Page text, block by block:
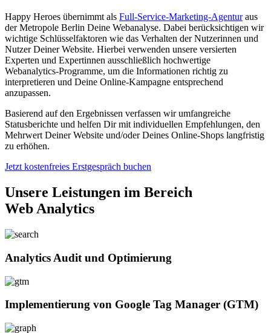
Happy Heroes übernimmt als Full-Service-Marketing-Agenturaus
der Metropole Berlin Deine Webanalyse. Dabei berücksichtigen wir
wichtige Schlüsselfaktoren wie das Verhalten der Nutzerinnen und
Nutzer Deiner Website. Hierbei verwenden unsere versierten
Experten und Expertinnen ausschließlich hochwertige
Webanalytics-Programme, um die Informationen richtig zu
interpretieren und Deine Online-Kampagne entsprechend
anzupassen.
Basierend auf den Ergebnissen verfassen wir umfangreiche
Statusberichte und helfen Dir mit individuellen Empfehlungen, den
Mehrwert Deiner Website und/oder Deines Online-Shops langfristig
zu erhöhen.
Jetzt kostenfreies Erstgespräch buchen
Unsere Leistungen im Bereich
Web Analytics
Analytics Audit und Optimierung
Implementierung von Google Tag Manager (GTM)